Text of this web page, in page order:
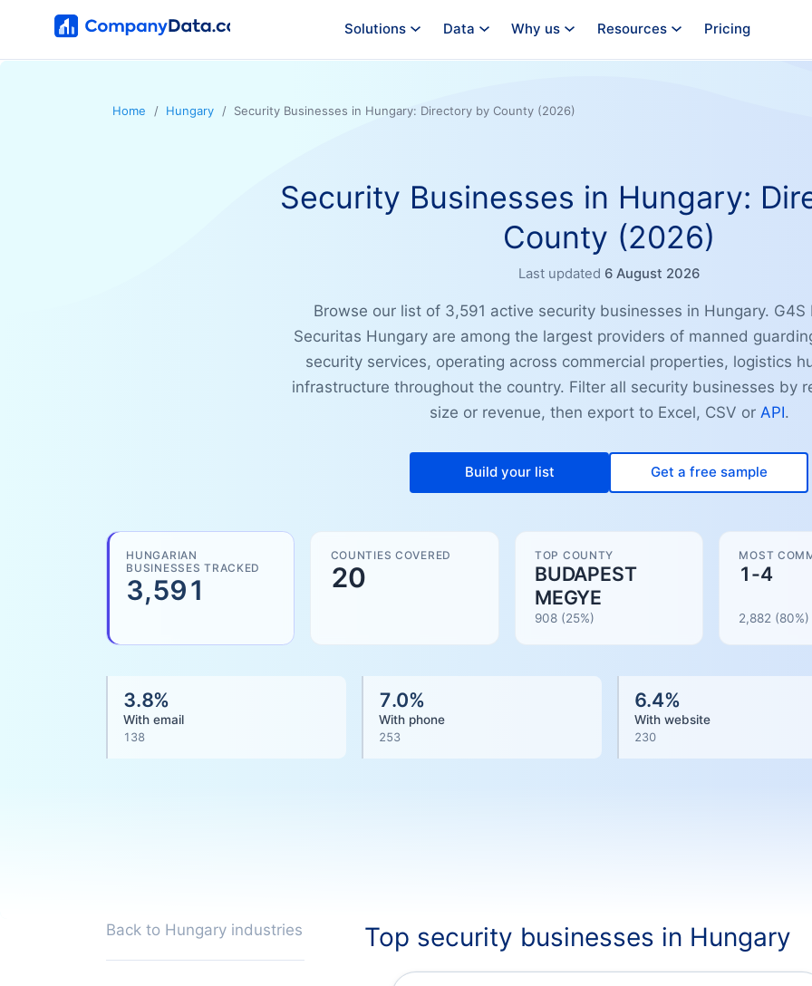
Solutions Data Why us Resources Pricing
Home Hungary Security Businesses in Hungary: Directory by County (2026)
Security Businesses in Hungary:
County (2026)
Last updated 6 August 2026
Browse our list of 3,591 active security businesses in Hungary. G4S
Securitas Hungary are among the largest providers of manned
security services, operating across commercial properties, logistics
infrastructure throughout the country. Filter all security businesses by
size or revenue, then export to Excel, CSV or API.
Build your list Get a free sample
HUNGARIAN
BUSINESSES TRACKED
3,591
COUNTIES COVERED
20
TOP COUNTY
BUDAPEST
MEGYE
908 (25%)
MOST
1-4
2,882 (80%)
3.8%
With email
138
7.0%
With phone
253
6.4%
With website
230
Back to Hungary industries Top security businesses in Hungary